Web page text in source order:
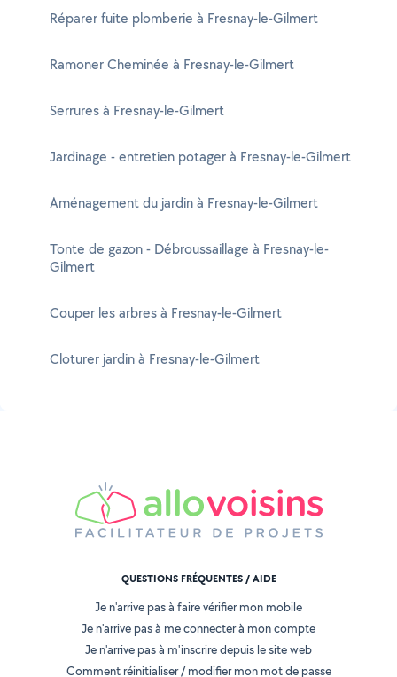
Réparer fuite plomberie à Fresnay-le-Gilmert
Ramoner Cheminée à Fresnay-le-Gilmert
Serrures à Fresnay-le-Gilmert
Jardinage - entretien potager à Fresnay-le-Gilmert
Aménagement du jardin à Fresnay-le-Gilmert
Tonte de gazon - Débroussaillage à Fresnay-le-
Gilmert
Couper les arbres à Fresnay-le-Gilmert
Cloturer jardin à Fresnay-le-Gilmert
QUESTIONS FRÉQUENTES / AIDE
Je n'arrive pas à faire vérifier mon mobile
Je n'arrive pas à me connecter à mon compte
Je n'arrive pas à m'inscrire depuis le site web
Comment réinitialiser / modifier mon mot de passe